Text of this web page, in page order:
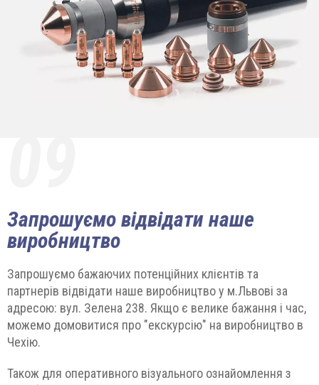
Запрошуємо відвідати наше
виробництво
Запрошуємо бажаючих потенційних клієнтів та
партнерів відвідати наше виробництво у м.Львові за
адресою: вул. Зелена 238. Якщо є велике бажання і час,
можемо домовитися про "екскурсію" на виробництво в
Чехію.
Також для оперативного візуального ознайомлення з